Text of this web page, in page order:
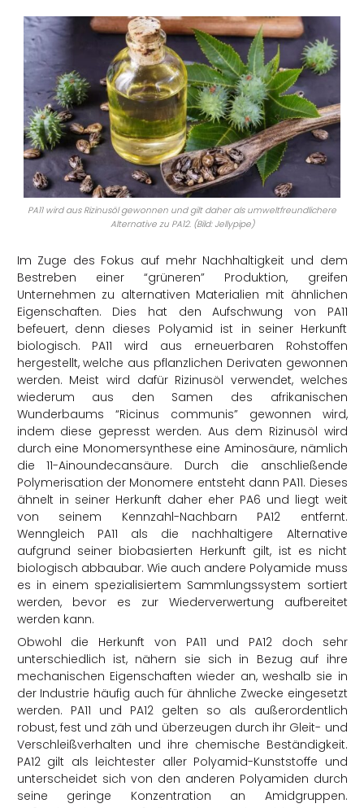
PA11 wird aus Rizinusöl gewonnen und gilt daher als umweltfreundlichere
Alternative zu PA12. (Bild: Jellypipe)
Im Zuge des Fokus auf mehr Nachhaltigkeit und dem
Bestreben einer “grüneren” Produktion, greifen
Unternehmen zu alternativen Materialien mit ähnlichen
Eigenschaften. Dies hat den Aufschwung von PA11
befeuert, denn dieses Polyamid ist in seiner Herkunft
biologisch. PA11 wird aus erneuerbaren Rohstoffen
hergestellt, welche aus pflanzlichen Derivaten gewonnen
werden. Meist wird dafür Rizinusöl verwendet, welches
wiederum aus den Samen des afrikanischen
Wunderbaums “Ricinus communis” gewonnen wird,
indem diese gepresst werden. Aus dem Rizinusöl wird
durch eine Monomersynthese eine Aminosäure, nämlich
die 11-Ainoundecansäure. Durch die anschließende
Polymerisation der Monomere entsteht dann PA11. Dieses
ähnelt in seiner Herkunft daher eher PA6 und liegt weit
von seinem Kennzahl-Nachbarn PA12 entfernt.
Wenngleich PA11 als die nachhaltigere Alternative
aufgrund seiner biobasierten Herkunft gilt, ist es nicht
biologisch abbaubar. Wie auch andere Polyamide muss
es in einem spezialisiertem Sammlungssystem sortiert
werden, bevor es zur Wiederverwertung aufbereitet
werden kann.
Obwohl die Herkunft von PA11 und PA12 doch sehr
unterschiedlich ist, nähern sie sich in Bezug auf ihre
mechanischen Eigenschaften wieder an, weshalb sie in
der Industrie häufig auch für ähnliche Zwecke eingesetzt
werden. PA11 und PA12 gelten so als außerordentlich
robust, fest und zäh und überzeugen durch ihr Gleit- und
Verschleißverhalten und ihre chemische Beständigkeit.
PA12 gilt als leichtester aller Polyamid-Kunststoffe und
unterscheidet sich von den anderen Polyamiden durch
seine geringe Konzentration an Amidgruppen.